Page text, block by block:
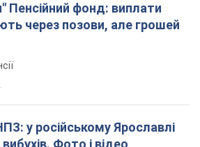
Пенсійний фонд: виплати
через позови, але грошей
у російському Ярославлі